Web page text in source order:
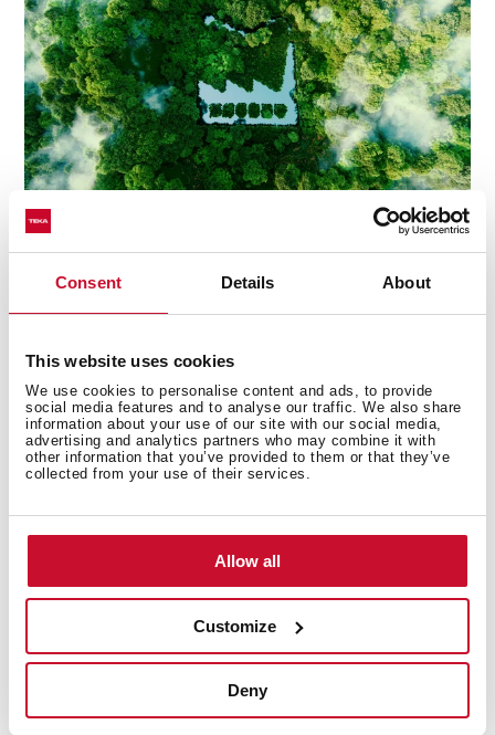
Consent Details About
This website uses cookies
We use cookies to personalise content and ads, to provide
social media features and to analyse our traffic. We also share
information about your use of our site with our social media,
advertising and analytics partners who may combine it with
other information that you’ve provided to them or that they’ve
collected from your use of their services.
Allow all
Customize
Deny
Technické detaily
Edícia Urban Colors
Systém čistenia HydroClean® PRO
4" TFT displej a dva otočné ovládače
Osobný asistent varenia (20 receptov)
SlowCook: varenie pri nízkej teplote
Automatické návrhy teploty a času